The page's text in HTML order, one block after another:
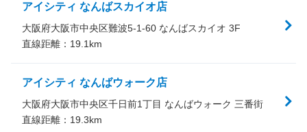
アイシティ なんばスカイオ店
大阪府大阪市中央区難波5-1-60 なんばスカイオ 3F
直線距離： 19.1 km
アイシティ なんばウォーク店
大阪府大阪市中央区千日前1丁目 なんばウォーク 三番街
直線距離： 19.3km